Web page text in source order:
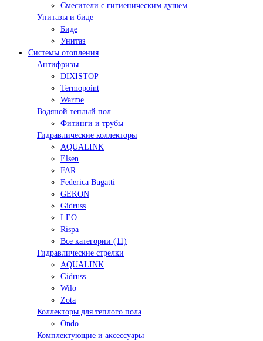
Смесители с гигиеническим душем
Унитазы и биде
Биде
Унитаз
Системы отопления
Антифризы
DIXISTOP
Termopoint
Warme
Водяной теплый пол
Фитинги и трубы
Гидравлические коллекторы
AQUALINK
Elsen
FAR
Federica Bugatti
GEKON
Gidruss
LEO
Rispa
Все категории (11)
Гидравлические стрелки
AQUALINK
Gidruss
Wilo
Zota
Коллекторы для теплого пола
Ondo
Комплектующие и аксессуары